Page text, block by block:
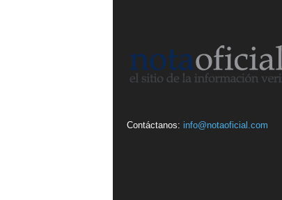
Contáctanos: info@notaoficial.com